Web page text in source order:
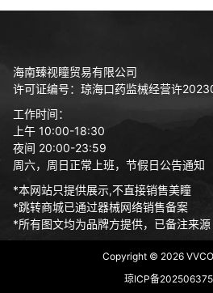
海南臻视瞳贸易有限公司
许可证编号：琼海口药监械经营许
工作时间：
上午 10:00-18:30
夜间 20:00-23:59
周六，周日正常上班，节假日公告通知
*本网站只提供展示,不直接销售美瞳
*跳转商城已通过器械网络销售备案
*所有图文均为品牌方提供，已备注来源
Copyright © 2026
琼ICP备